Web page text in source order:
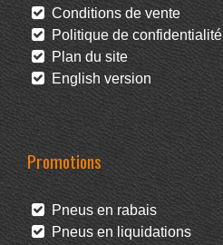
Conditions de vente
Politique de confidentialité
Plan du site
English version
Promotions
Pneus en rabais
Pneus en liquidations